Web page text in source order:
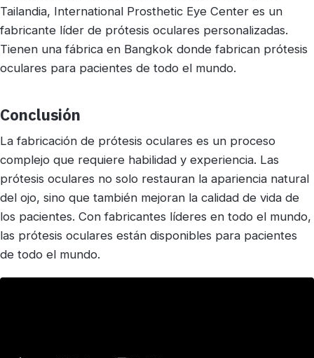
Tailandia, International Prosthetic Eye Center es un
fabricante líder de prótesis oculares personalizadas.
Tienen una fábrica en Bangkok donde fabrican prótesis
oculares para pacientes de todo el mundo.
Conclusión
La fabricación de prótesis oculares es un proceso
complejo que requiere habilidad y experiencia. Las
prótesis oculares no solo restauran la apariencia natural
del ojo, sino que también mejoran la calidad de vida de
los pacientes. Con fabricantes líderes en todo el mundo,
las prótesis oculares están disponibles para pacientes
de todo el mundo.